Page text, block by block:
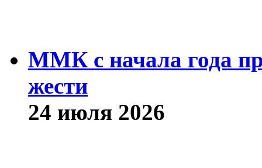
ММК с начала года
жести
24 июля 2026